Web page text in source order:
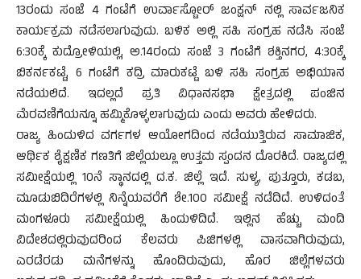
13ರಂದು ಸಂಜೆ 4 ಗಂಟೆಗೆ ಉರ್ವಾಸ್ಟೋರ್ ಜಂಕ್ಷನ್ ನಲ್ಲಿ ಸಾರ್ವಜನಿಕ
ಕಾರ್ಯಕ್ರಮ ನಡೆಸಲಾಗುವುದು. ಬಳಿಕ ಅಲ್ಲಿ ಸಹಿ ಸಂಗ್ರಹ ನಡೆಸಿ ಸಂಜೆ
6:30ಕ್ಕೆ ಕುದ್ರೋಳಿಯಲ್ಲಿ, ಅ.14ರಂದು ಸಂಜೆ 3 ಗಂಟೆಗೆ ಶಕ್ತಿನಗರ, 4:30ಕ್ಕೆ
ಬಿಕರ್ನಕಟ್ಟೆ, 6 ಗಂಟೆಗೆ ಕದ್ರಿ ಮಾರುಕಟ್ಟೆ ಬಳಿ ಸಹಿ ಸಂಗ್ರಹ ಅಭಿಯಾನ
ನಡೆಯಲಿದೆ. ಇದಲ್ಲದೆ ಪ್ರತಿ ವಿಧಾನಸಭಾ ಕ್ಷೇತ್ರದಲ್ಲಿ ಪಂಜಿನ
ಮೆರವಣಿಗೆಯನ್ನೂ ಹಮ್ಮಿಕೊಳ್ಳಲಾಗುವುದು ಎಂದು ಅವರು ಹೇಳಿದರು.
ರಾಜ್ಯ ಹಿಂದುಳಿದ ವರ್ಗಗಳ ಆಯೋಗದಿಂದ ನಡೆಯುತ್ತಿರುವ ಸಾಮಾಜಿಕ,
ಆರ್ಥಿಕ ಶೈಕ್ಷಣಿಕ ಗಣತಿಗೆ ಜಿಲ್ಲೆಯಲ್ಲೂ ಉತ್ತಮ ಸ್ಪಂದನ ದೊರಕಿದೆ. ರಾಜ್ಯದಲ್ಲಿ
ಸಮೀಕ್ಷೆಯಲ್ಲಿ 10ನೆ ಸ್ಥಾನದಲ್ಲಿ ದ.ಕ. ಜಿಲ್ಲೆ ಇದೆ. ಸುಳ್ಯ, ಪುತ್ತೂರು, ಕಡಬ,
ಮೂಡುಬಿದಿರೆಗಳಲ್ಲಿ ನಿನ್ನೆಯವರೆಗೆ ಶೇ.100 ಸಮೀಕ್ಷೆ ನಡೆದಿದೆ. ಉಳಿದಂತೆ
ಮಂಗಳೂರು ಸಮೀಕ್ಷೆಯಲ್ಲಿ ಹಿಂದುಳಿದಿದೆ. ಇಲ್ಲಿನ ಹೆಚ್ಚು ಮಂದಿ
ವಿದೇಶದಲ್ಲಿರುವುದರಿಂದ ಕೆಲವರು ಪಿಜಿಗಳಲ್ಲಿ ವಾಸವಾಗಿರುವುದು,
ಎರಡೆರಡು ಮನೆಗಳನ್ನು ಹೊಂದಿರುವುದು, ಹೊರ ಜಿಲ್ಲೆಗಳವರು